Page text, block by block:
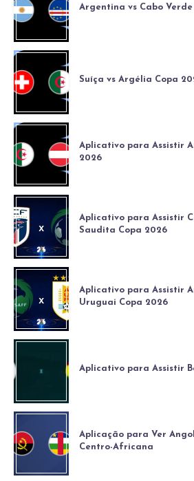
Argentina vs Cabo
Suíça vs Argélia Copa
Aplicativo para Assistir
2026
Aplicativo para Assistir
Saudita Copa 2026
Aplicativo para Assistir
Uruguai Copa 2026
Aplicativo para Assistir
Aplicação para Ver
Centro-Africana